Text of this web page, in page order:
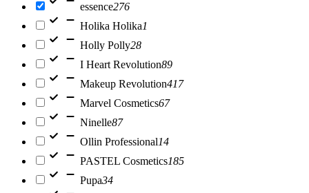
essence276
Holika Holika1
Holly Polly28
I Heart Revolution89
Makeup Revolution417
Marvel Cosmetics67
Ninelle87
Ollin Professional14
PASTEL Cosmetics185
Pupa34